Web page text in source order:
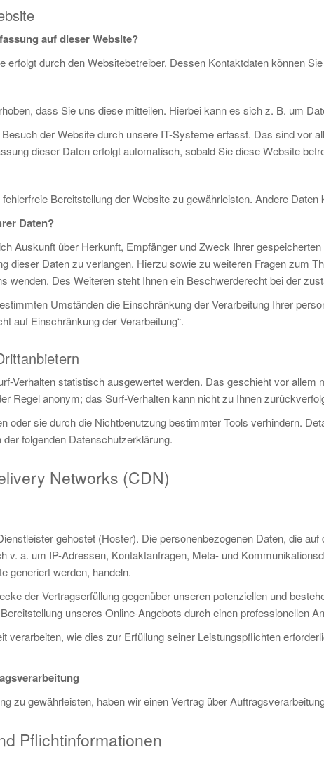
auf dieser Website?
erfolgt durch den Websitebetreiber. Dessen Kontaktdaten können
dass Sie uns diese mitteilen. Hierbei kann es sich z. B. um
der Website durch unsere IT-Systeme erfasst. Das sind vor
dieser Daten erfolgt automatisch, sobald Sie diese Website
Bereitstellung der Website zu gewährleisten. Andere
Daten?
Auskunft über Herkunft, Empfänger und Zweck Ihrer
dieser Daten zu verlangen. Hierzu sowie zu weiteren Fragen zum
wenden. Des Weiteren steht Ihnen ein Beschwerderecht bei der
Umständen die Einschränkung der Verarbeitung Ihrer
auf Einschränkung der Verarbeitung“.
Verhalten statistisch ausgewertet werden. Das geschieht vor
Regel anonym; das Surf-Verhalten kann nicht zu Ihnen
oder sie durch die Nichtbenutzung bestimmter Tools verhindern.
folgenden Datenschutzerklärung.
Networks (CDN)
gehostet (Hoster). Die personenbezogenen Daten, die
v. a. um IP-Adressen, Kontaktanfragen, Meta- und
generiert werden, handeln.
der Vertragserfüllung gegenüber unseren potenziellen und
unseres Online-Angebots durch einen professionellen
verarbeiten, wie dies zur Erfüllung seiner Leistungspflichten
zu gewährleisten, haben wir einen Vertrag über
Pflichtinformationen